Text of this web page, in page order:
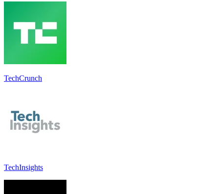
TechCrunch
TechInsights